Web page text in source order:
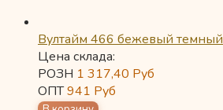
Вултайм 466 бежевый темный
Цена склада:
РОЗН 1 317,40 Руб
ОПТ941 Руб